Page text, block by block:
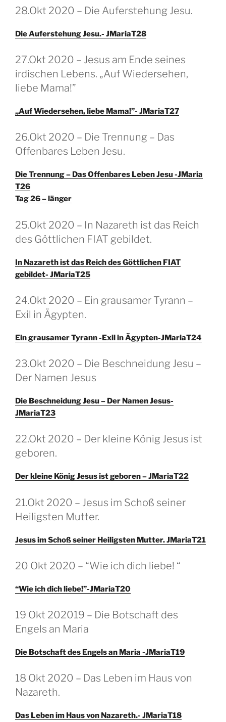
GEPLAATST
OP
28.Okt 2020 – Die Auferstehung Jesu.
Die Auferstehung Jesu.- JMariaT28
GEPLAATST
OP
27.Okt 2020 – Jesus am Ende seines
irdischen Lebens. „Auf Wiedersehen,
liebe Mama!”
„Auf Wiedersehen, liebe Mama!”- JMariaT27
GEPLAATST
OP
26.Okt 2020 – Die Trennung – Das
Offenbares Leben Jesu.
Die Trennung – Das Offenbares Leben Jesu -JMaria
T26
Tag 26 – länger
GEPLAATST
OP
25.Okt 2020 – In Nazareth ist das Reich
des Göttlichen FIAT gebildet.
In Nazareth ist das Reich des Göttlichen FIAT
gebildet- JMariaT25
GEPLAATST
OP
24.Okt 2020 – Ein grausamer Tyrann –
Exil in Ägypten.
Ein grausamer Tyrann -Exil in Ägypten-JMariaT24
GEPLAATST
OP
23.Okt 2020 – Die Beschneidung Jesu –
Der Namen Jesus
Die Beschneidung Jesu – Der Namen Jesus-
JMariaT23
GEPLAATST
OP
22.Okt 2020 – Der kleine König Jesus ist
geboren.
Der kleine König Jesus ist geboren – JMariaT22
GEPLAATST
OP
21.Okt 2020 – Jesus im Schoß seiner
Heiligsten Mutter.
Jesus im Schoß seiner Heiligsten Mutter. JMariaT21
GEPLAATST
OP
20 Okt 2020 – “Wie ich dich liebe! “
“Wie ich dich liebe!”-JMariaT20
GEPLAATST
OP
19 Okt 202019 – Die Botschaft des
Engels an Maria
Die Botschaft des Engels an Maria -JMariaT19
GEPLAATST
OP
18 Okt 2020 – Das Leben im Haus von
Nazareth.
Das Leben im Haus von Nazareth.- JMariaT18